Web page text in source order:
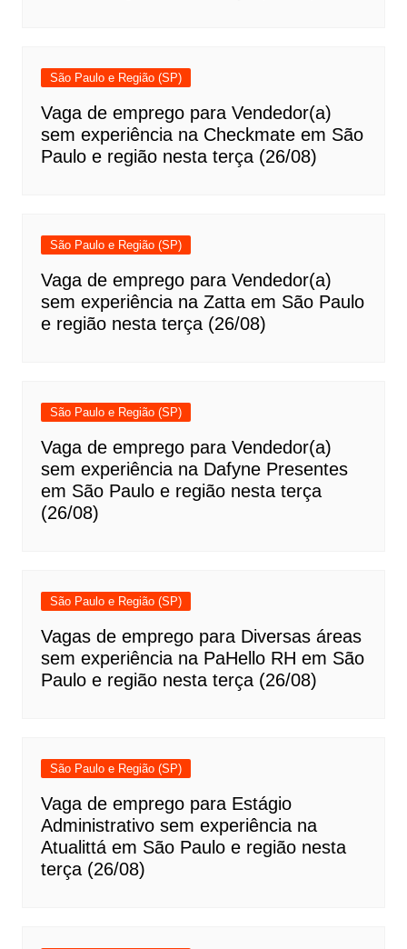
São Paulo e Região (SP)
Vaga de emprego para Vendedor(a)
sem experiência na Checkmate em São
Paulo e região nesta terça (26/08)
São Paulo e Região (SP)
Vaga de emprego para Vendedor(a)
sem experiência na Zatta em São Paulo
e região nesta terça (26/08)
São Paulo e Região (SP)
Vaga de emprego para Vendedor(a)
sem experiência na Dafyne Presentes
em São Paulo e região nesta terça
(26/08)
São Paulo e Região (SP)
Vagas de emprego para Diversas áreas
sem experiência na PaHello RH em São
Paulo e região nesta terça (26/08)
São Paulo e Região (SP)
Vaga de emprego para Estágio
Administrativo sem experiência na
Atualittá em São Paulo e região nesta
terça (26/08)